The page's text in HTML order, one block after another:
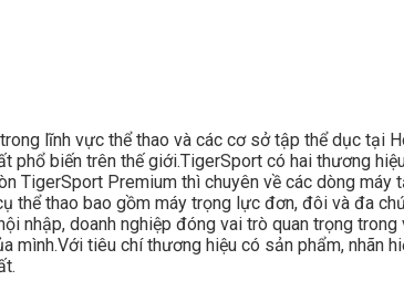
lĩnh vực thể thao và các cơ sở tập thể dục tại
biến trên thế giới.TigerSport có hai thương
TigerSport Premium thì chuyên về các dòng
thể thao bao gồm máy trọng lực đơn, đôi và đa
nhập, doanh nghiệp đóng vai trò quan trọng
mình.Với tiêu chí thương hiệu có sản phẩm,